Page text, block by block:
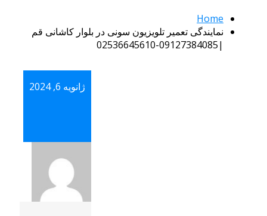
Home
نمایندگی تعمیر تلویزیون سونی در بلوار کاشانی قم
|09127384085-02536645610
ژانویه 6, 2024